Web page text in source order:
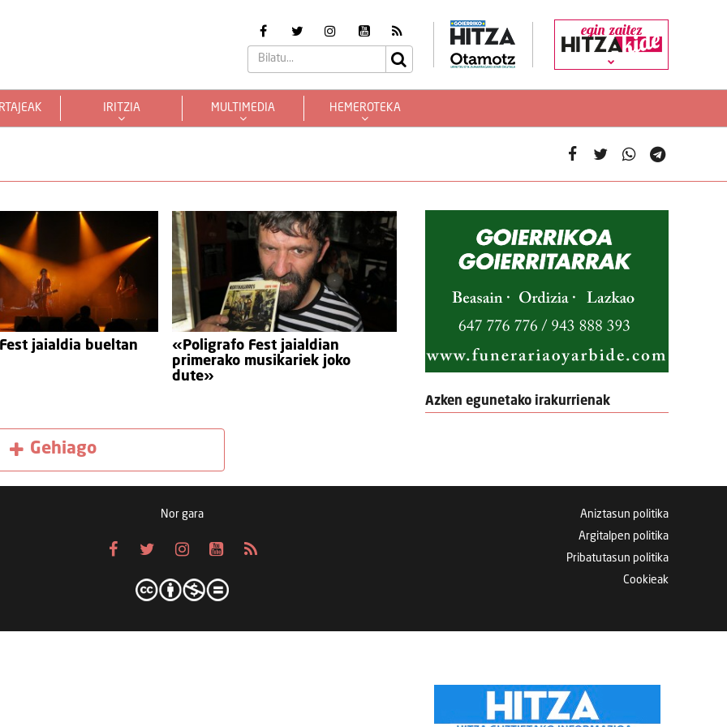
egin zaitez
IRITZIA MULTIMEDIA HEMEROTEKA
jaialdia bueltan
«Poligrafo Fest jaialdian
primerako musikariek joko
dute»
Gehiago
Azken egunetako irakurrienak
Nor gara
Aniztasun politika
Argitalpen politika
Pribatutasun politika
Cookieak